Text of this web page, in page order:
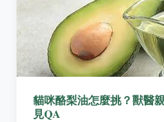
貓咪酪梨油怎麼挑？獸醫
見QA